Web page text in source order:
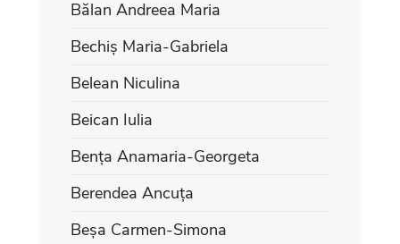
Bălan Andreea Maria
Bechiș Maria-Gabriela
Belean Niculina
Beican Iulia
Bența Anamaria-Georgeta
Berendea Ancuța
Beșa Carmen-Simona